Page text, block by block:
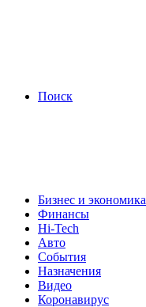
Поиск
Бизнес и экономика
Финансы
Hi-Tech
Авто
События
Назначения
Видео
Коронавирус